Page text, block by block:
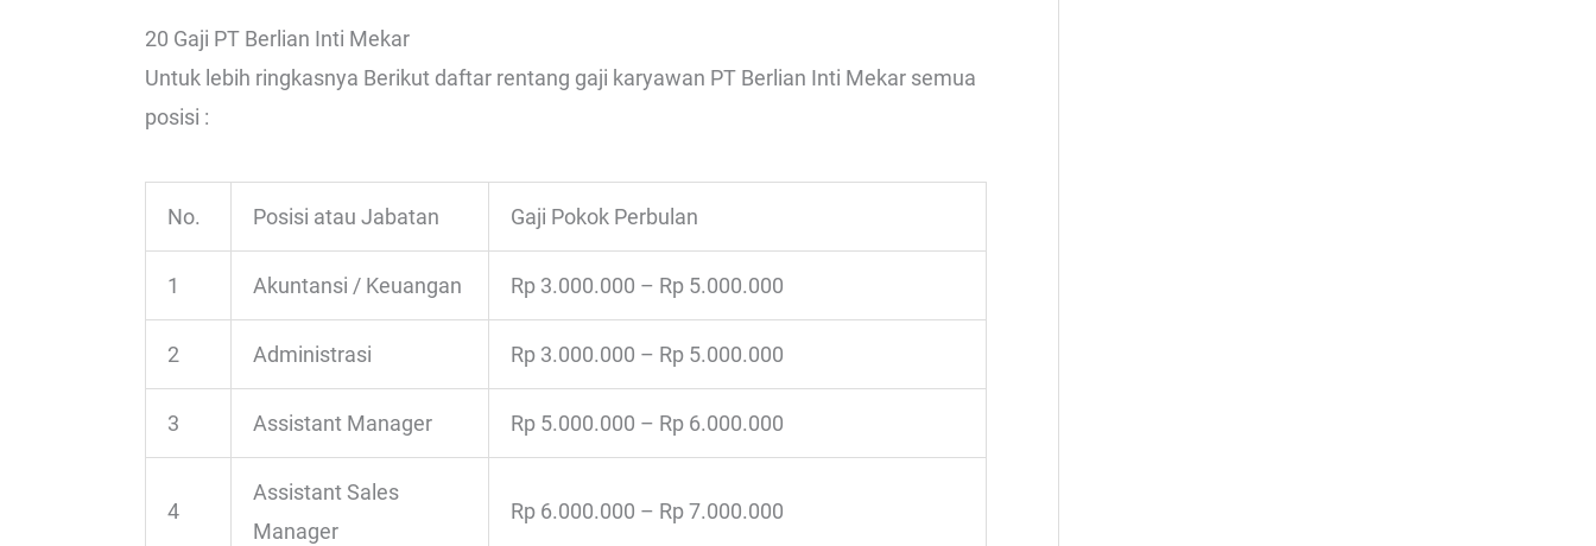
20 Gaji PT Berlian Inti Mekar
Untuk lebih ringkasnya Berikut daftar rentang gaji karyawan PT Berlian Inti Mekar semua
posisi :
No. Posisi atau Jabatan Gaji Pokok Perbulan
1 Akuntansi / Keuangan Rp 3.000.000 – Rp 5.000.000
2 Administrasi Rp 3.000.000 – Rp 5.000.000
3 Assistant Manager Rp 5.000.000 – Rp 6.000.000
4
Assistant Sales
Manager
Rp 6.000.000 – Rp 7.000.000